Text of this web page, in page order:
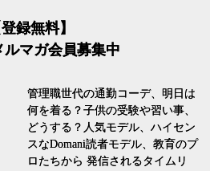
登録無料】
ルマガ会員募集中
管理職世代の通勤コーデ、明日は
何を着る？子供の受験や習い事、
どうする？人気モデル、ハイセン
スなDomani読者モデル、教育のプ
ロたちから 発信されるタイムリ